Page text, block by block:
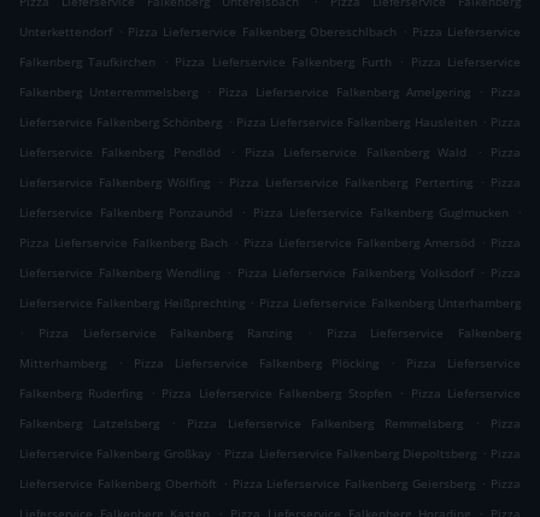
Unterkettendorf . Pizza Lieferservice Falkenberg Obereschlbach . Pizza Lieferservice
Falkenberg Taufkirchen
. Pizza Lieferservice Falkenberg Furth . Pizza Lieferservice
Falkenberg Unterremmelsberg
. Pizza Lieferservice Falkenberg Amelgering . Pizza
Lieferservice Falkenberg Schönberg . Pizza Lieferservice Falkenberg Hausleiten . Pizza
Lieferservice Falkenberg Pendlöd
. Pizza Lieferservice Falkenberg Wald .
Pizza
Lieferservice Falkenberg Wölfing
. Pizza Lieferservice Falkenberg Perterting . Pizza
Lieferservice Falkenberg Ponzaunöd
. Pizza Lieferservice Falkenberg Guglmucken
.
Pizza Lieferservice Falkenberg Bach . Pizza Lieferservice Falkenberg Amersöd . Pizza
Lieferservice Falkenberg Wendling . Pizza Lieferservice Falkenberg Volksdorf . Pizza
Lieferservice Falkenberg Heißprechting . Pizza Lieferservice Falkenberg Unterhamberg
.
Pizza Lieferservice Falkenberg Ranzing .
Pizza Lieferservice Falkenberg
Mitterhamberg
. Pizza Lieferservice Falkenberg Plöcking .
Pizza Lieferservice
Falkenberg Ruderfing
. Pizza Lieferservice Falkenberg Stopfen . Pizza Lieferservice
Falkenberg Latzelsberg
. Pizza Lieferservice Falkenberg Remmelsberg .
Pizza
Lieferservice Falkenberg Großkay . Pizza Lieferservice Falkenberg Diepoltsberg . Pizza
Lieferservice Falkenberg Oberhöft . Pizza Lieferservice Falkenberg Geiersberg . Pizza
. .